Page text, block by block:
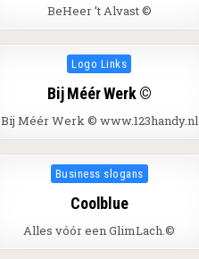
BeHeer ’t Alvast ©
Posted in
Logo Links
Bij Méér Werk ©
Bij Méér Werk © www.123handy.nl
Posted in
Business slogans
Coolblue
Alles vóór een GlimLach.©